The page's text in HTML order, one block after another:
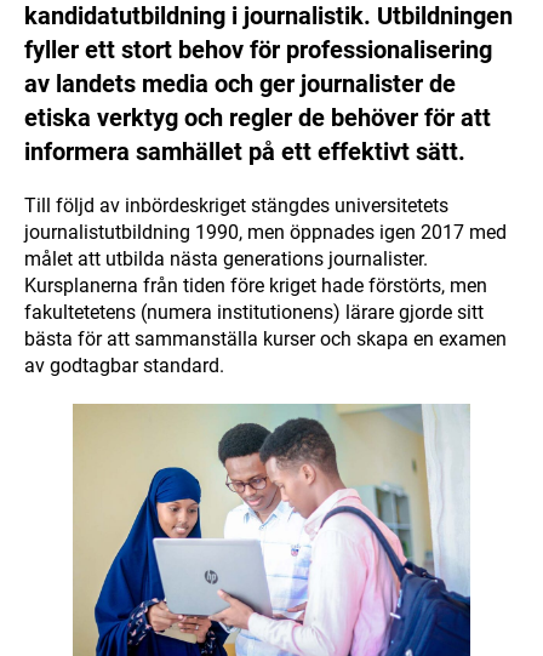
kandidatutbildning i journalistik. Utbildningen
fyller ett stort behov för professionalisering
av landets media och ger journalister de
etiska verktyg och regler de behöver för att
informera samhället på ett effektivt sätt.
Till följd av inbördeskriget stängdes universitetets
journalistutbildning 1990, men öppnades igen 2017 med
målet att utbilda nästa generations journalister.
Kursplanerna från tiden före kriget hade förstörts, men
fakultetetens (numera institutionens) lärare gjorde sitt
bästa för att sammanställa kurser och skapa en examen
av godtagbar standard.